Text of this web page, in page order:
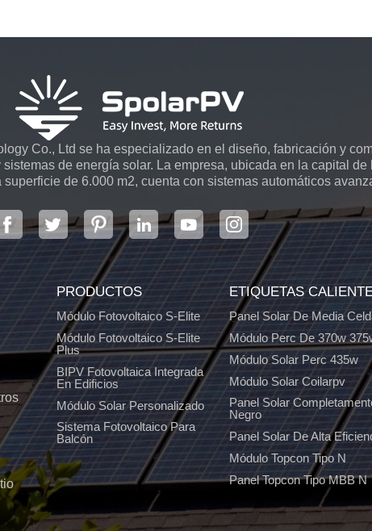
Co., Ltd se ha especializado en el diseño, fabricación y
de energía solar. La empresa, ubicada en la capital de
de 6.000 m2, cuenta con sistemas automáticos
PRODUCTOS
Módulo Fotovoltaico S-Elite
Módulo Fotovoltaico S-Elite
Plus
BIPV Fotovoltaica Integrada
En Edificios
Módulo Solar Personalizado
Sistema Fotovoltaico Para
Balcón
ETIQUETAS
Panel Solar De Media
Módulo Perc De 370w
Módulo Solar Perc 435w
Módulo Solar Coilarpv
Panel Solar
Negro
Panel Solar De Alta
Módulo Topcon Tipo N
Panel Topcon Tipo MBB N